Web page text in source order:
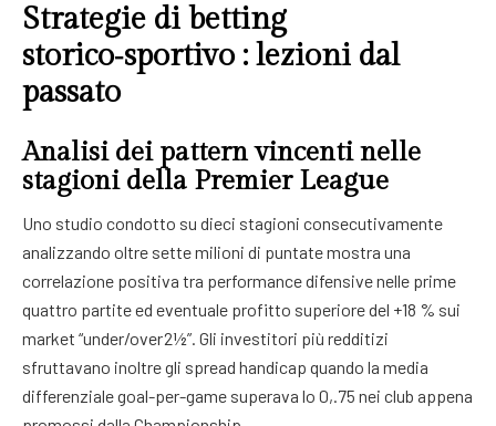
Strategie di betting
storico‑sportivo : lezioni dal
passato
Analisi dei pattern vincenti nelle
stagioni della Premier League
Uno studio condotto su dieci stagioni consecutivamente
analizzando oltre sette milioni di puntate mostra una
correlazione positiva tra performance difensive nelle prime
quattro partite ed eventuale profitto superiore del +18 % sui
market “under/over​ 2½”. Gli investitori più redditizi
sfruttavano inoltre gli spread handicap quando la media
differenziale goal-per-game superava lo 0,.75 nei club appena